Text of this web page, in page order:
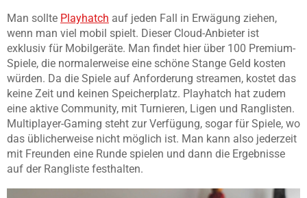
Man sollte Playhatch auf jeden Fall in Erwägung ziehen,
wenn man viel mobil spielt. Dieser Cloud-Anbieter ist
exklusiv für Mobilgeräte. Man findet hier über 100 Premium-
Spiele, die normalerweise eine schöne Stange Geld kosten
würden. Da die Spiele auf Anforderung streamen, kostet das
keine Zeit und keinen Speicherplatz. Playhatch hat zudem
eine aktive Community, mit Turnieren, Ligen und Ranglisten.
Multiplayer-Gaming steht zur Verfügung, sogar für Spiele, wo
das üblicherweise nicht möglich ist. Man kann also jederzeit
mit Freunden eine Runde spielen und dann die Ergebnisse
auf der Rangliste festhalten.